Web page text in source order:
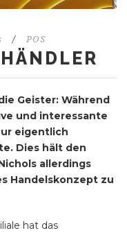
/ POS
Geister: Während
und interessante
eigentlich
Dies hält den
allerdings
Handelskonzept zu
hat das